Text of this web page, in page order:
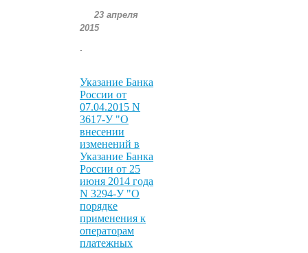
23 апреля
2015
Указание Банка
России от
07.04.2015 N
3617-У "О
внесении
изменений в
Указание Банка
России от 25
июня 2014 года
N 3294-У "О
порядке
применения к
операторам
платежных